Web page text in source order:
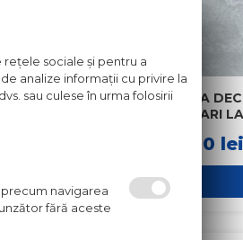
VOPSEA
KALAHARI
253.00 lei
sociale și pentru a
analize informații cu privire la
sau culese în urma folosirii
navigarea
fără aceste